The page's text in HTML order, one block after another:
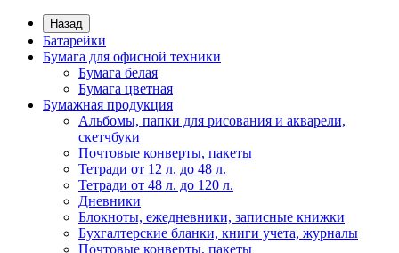
Назад
Батарейки
Бумага для офисной техники
Бумага белая
Бумага цветная
Бумажная продукция
Альбомы, папки для рисования и акварели,
скетчбуки
Почтовые конверты, пакеты
Тетради от 12 л. до 48 л.
Тетради от 48 л. до 120 л.
Дневники
Блокноты, ежедневники, записные книжки
Бухгалтерские бланки, книги учета, журналы
Почтовые конверты, пакеты